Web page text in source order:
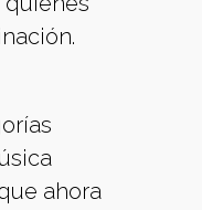
ahora